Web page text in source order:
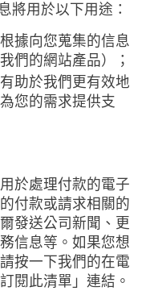
將用於以下用途：
據向您蒐集的信息
們的網站產品）；
助於我們更有效地
您的需求提供支
於處理付款的電子
付款或請求相關的
發送公司新聞、更
信息等。如果您想
按一下我們的在電
閱此清單」連結。